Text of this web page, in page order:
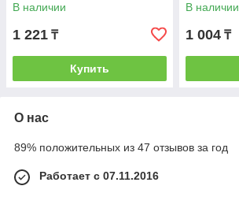
В наличии
1 221 ₸
Купить
В наличии
1 004 ₸
О нас
89% положительных из 47 отзывов за год
Работает с 07.11.2016